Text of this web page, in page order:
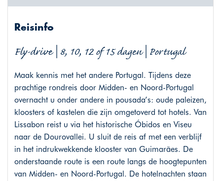
Reisinfo
Fly-drive | 8, 10, 12 of 15 dagen | Portugal
Maak kennis met het andere Portugal. Tijdens deze
prachtige rondreis door Midden- en Noord-Portugal
overnacht u onder andere in pousada’s: oude paleizen,
kloosters of kastelen die zijn omgetoverd tot hotels. Van
Lissabon reist u via het historische Óbidos en Viseu
naar de Dourovallei. U sluit de reis af met een verblijf
in het indrukwekkende klooster van Guimarães. De
onderstaande route is een route langs de hoogtepunten
van Midden- en Noord-Portugal. De hotelnachten staan